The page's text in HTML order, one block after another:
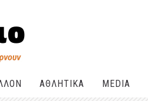
ΑΘΛΗΤΙΚΑ MEDIA